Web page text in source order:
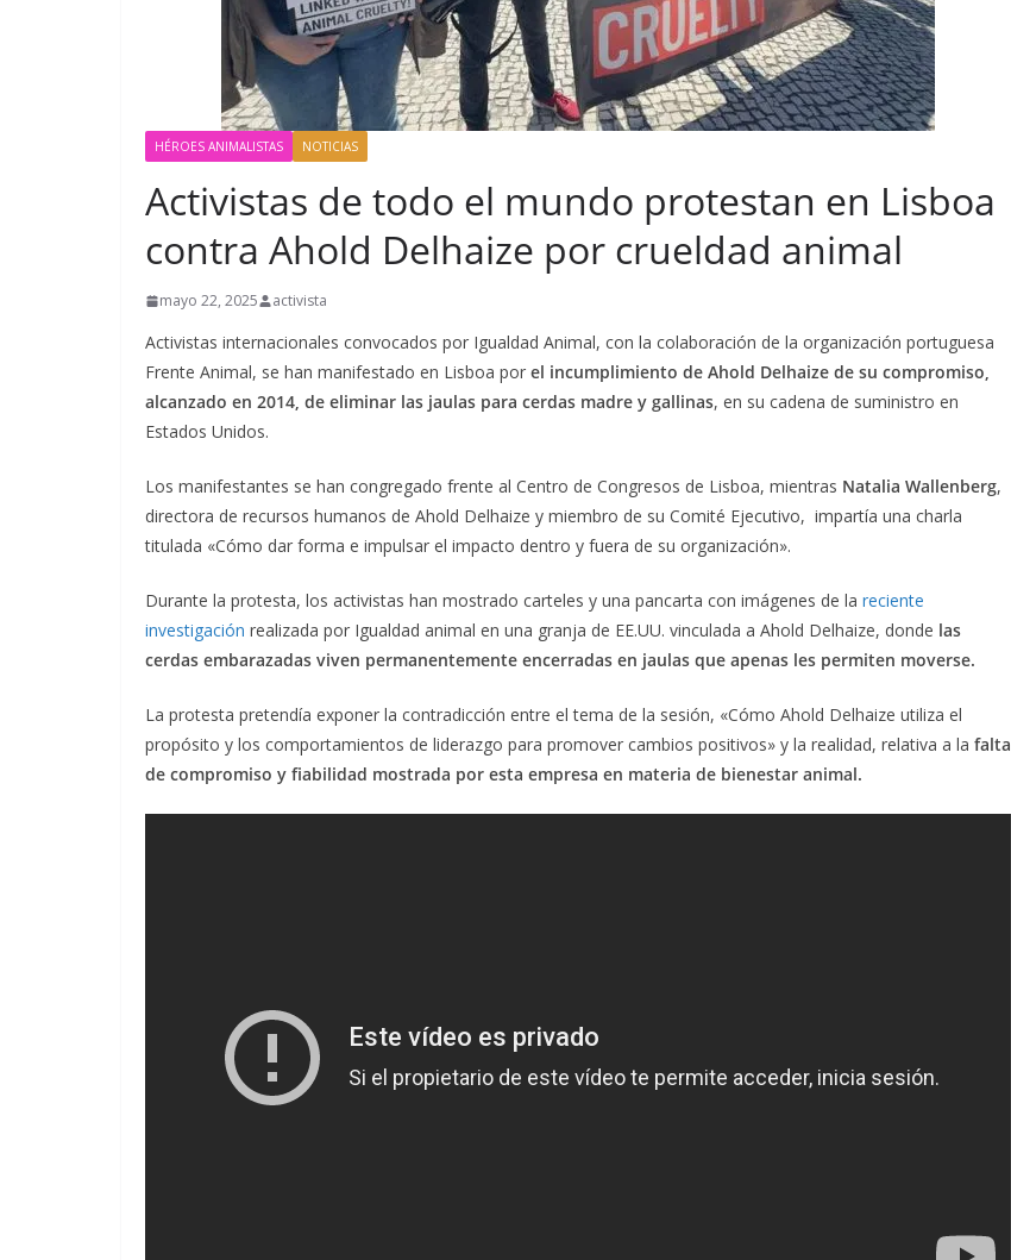
HÉROES ANIMALISTAS NOTICIAS
Activistas de todo el mundo protestan en Lisboa
contra Ahold Delhaize por crueldad animal
mayo 22, 2025 activista
Activistas internacionales convocados por Igualdad Animal, con la colaboración de la organización portuguesa
Frente Animal, se han manifestado en Lisboa por el incumplimiento de Ahold Delhaize de su compromiso,
alcanzado en 2014, de eliminar las jaulas para cerdas madre y gallinas, en su cadena de suministro en
Estados Unidos.
Los manifestantes se han congregado frente al Centro de Congresos de Lisboa, mientras Natalia Wallenberg,
directora de recursos humanos de Ahold Delhaize y miembro de su Comité Ejecutivo, impartía una charla
titulada «Cómo dar forma e impulsar el impacto dentro y fuera de su organización».
Durante la protesta, los activistas han mostrado carteles y una pancarta con imágenes de la reciente
investigación realizada por Igualdad animal en una granja de EE.UU. vinculada a Ahold Delhaize, donde las
cerdas embarazadas viven permanentemente encerradas en jaulas que apenas les permiten moverse.
La protesta pretendía exponer la contradicción entre el tema de la sesión, «Cómo Ahold Delhaize utiliza el
propósito y los comportamientos de liderazgo para promover cambios positivos» y la realidad, relativa a la falta
de compromiso y fiabilidad mostrada por esta empresa en materia de bienestar animal.